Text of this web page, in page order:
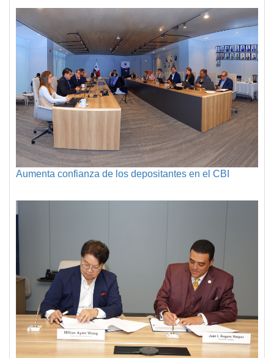
Aumenta confianza de los depositantes en el CBI